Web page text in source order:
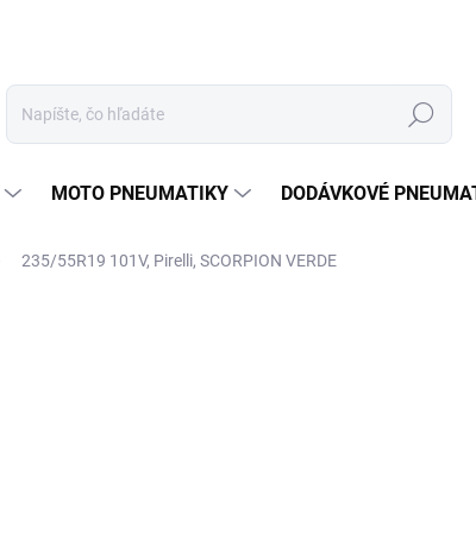
Hľadať
MOTO PNEUMATIKY DODÁVKOVÉ
235/55R19 101V, Pirelli, SCORPION VERDE